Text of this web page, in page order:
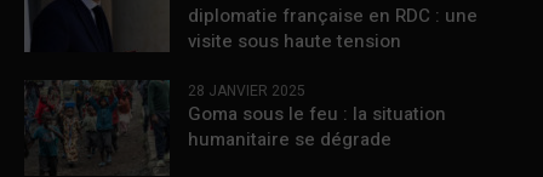
diplomatie française en RDC : une
visite sous haute tension
28 JANVIER 2025
Goma sous le feu : la situation
humanitaire se dégrade